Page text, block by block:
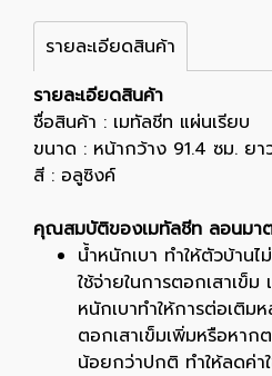
รายละเอียดสินค้า
รายละเอียดสินค้า
ชื่อสินค้า : เมทัลชีท แผ่นเรียบ
ขนาด : หน้ากว้าง 91.4 ซม. ยา
สี : อลูซิงค์
คุณสมบัติของเมทัลชีท ลอนมา
น้ำหนักเบา ทำให้ตัวบ้าน
ใช้จ่ายในการตอกเสาเข็
หนักเบาทำให้การต่อเติ
ตอกเสาเข็มเพิ่มหรือหาก
น้อยกว่าปกติ ทำให้ลดค่า